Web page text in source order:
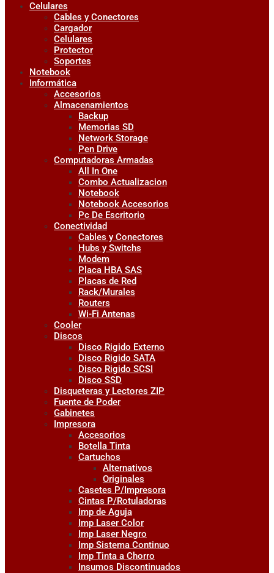
Celulares
Cables y Conectores
Cargador
Celulares
Protector
Soportes
Notebook
Informática
Accesorios
Almacenamientos
Backup
Memorias SD
Network Storage
Pen Drive
Computadoras Armadas
All In One
Combo Actualizacion
Notebook
Notebook Accesorios
Pc De Escritorio
Conectividad
Cables y Conectores
Hubs y Switchs
Modem
Placa HBA SAS
Placas de Red
Rack/Murales
Routers
Wi-Fi Antenas
Cooler
Discos
Disco Rigido Externo
Disco Rigido SATA
Disco Rigido SCSI
Disco SSD
Disqueteras y Lectores ZIP
Fuente de Poder
Gabinetes
Impresora
Accesorios
Botella Tinta
Cartuchos
Alternativos
Originales
Casetes P/Impresora
Cintas P/Rotuladoras
Imp de Aguja
Imp Laser Color
Imp Laser Negro
Imp Sistema Continuo
Imp Tinta a Chorro
Insumos Discontinuados